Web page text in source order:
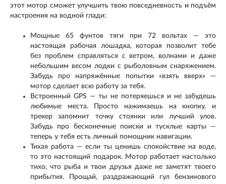
этот мотор сможет улучшить твою повседневность и подъём
настроения на водной глади:
Мощные 65 фунтов тяги при 72 вольтах — это
настоящая рабочая лошадка, которая позволит тебе
без проблем справляться с ветром, волнами и даже
небольшим весом лодки с рыболовным снаряжением.
Забудь про напряжённые попытки «взять вверх» —
мотор сделает всю работу за тебя.
Встроенный GPS — ты не потеряешься и не забудешь
любимые места. Просто нажимаешь на кнопку, и
трекер запомнит точку стоянки или лучший улов.
Забудь про бесконечные поиски и тусклые карты —
теперь у тебя есть личный помощник навигации.
Тихая работа — если ты ценишь спокойствие на воде,
то это настоящий подарок. Мотор работает настолько
тихо, что рыба и твои друзья даже не заметят твоего
прибытия. Прощай, раздражающий гул бензинового